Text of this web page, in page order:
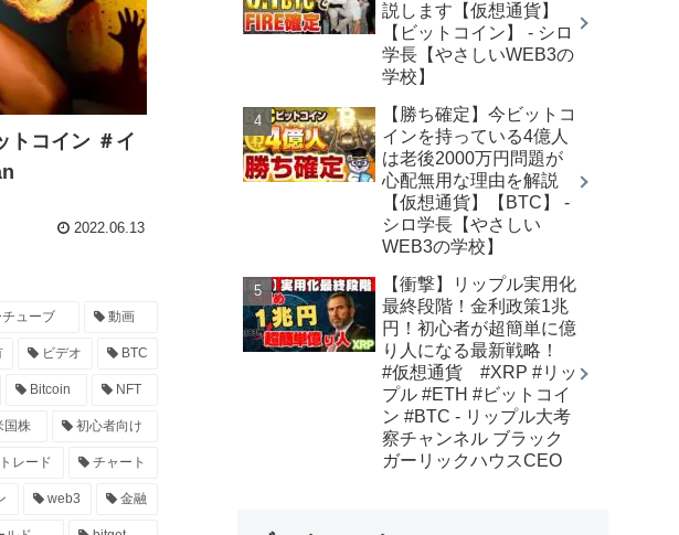
コイン ＃イ
2022.06.13
チューブ 動画
ビデオ BTC
Bitcoin NFT
国株 初心者向け
トレード チャート
web3 金融
説します【仮想通貨】
【ビットコイン】 - シロ
学長【やさしいWEB3の
学校】
【勝ち確定】今ビットコ
インを持っている4億人
は老後2000万円問題が
心配無用な理由を解説
【仮想通貨】【BTC】 -
シロ学長【やさしい
WEB3の学校】
【衝撃】リップル実用化
最終段階！金利政策1兆
円！初心者が超簡単に億
り人になる最新戦略！
#仮想通貨 #XRP #リッ
プル #ETH #ビットコイ
ン #BTC - リップル大考
察チャンネル ブラック
ガーリックハウスCEO